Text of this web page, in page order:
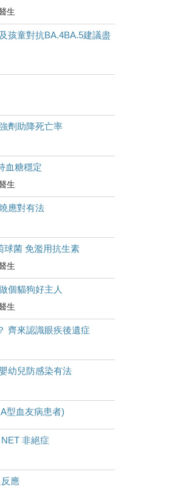
生
孩童對抗BA.4BA.5建議盡
劑助降死亡率
血糖穩定
生
應對有法
球菌 免濫用抗生素
生
個貓狗好主人
生
齊來認識眼疾後遺症
幼兒防感染有法
型血友病患者)
非絕症
應